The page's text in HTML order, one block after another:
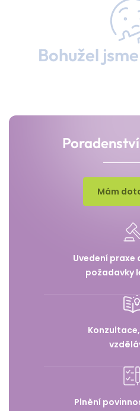
Bohužel
Mám
Uvedení praxe
požadavky
Plnění